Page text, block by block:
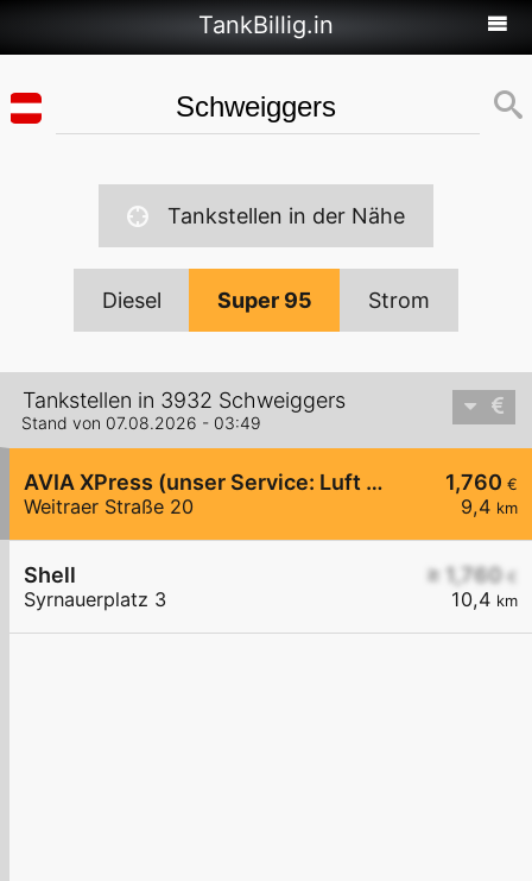
TankBillig.in
Tankstellen in der Nähe
Diesel Super 95 Strom
Tankstellen in 3932 Schweiggers
Stand von 07.08.2026 - 03:49
1,760 €
9,4 km
AVIA XPress (unser Service: Luft und Wasser)
Weitraer Straße 20
≥ 1,760 €
10,4 km
Shell
Syrnauerplatz 3